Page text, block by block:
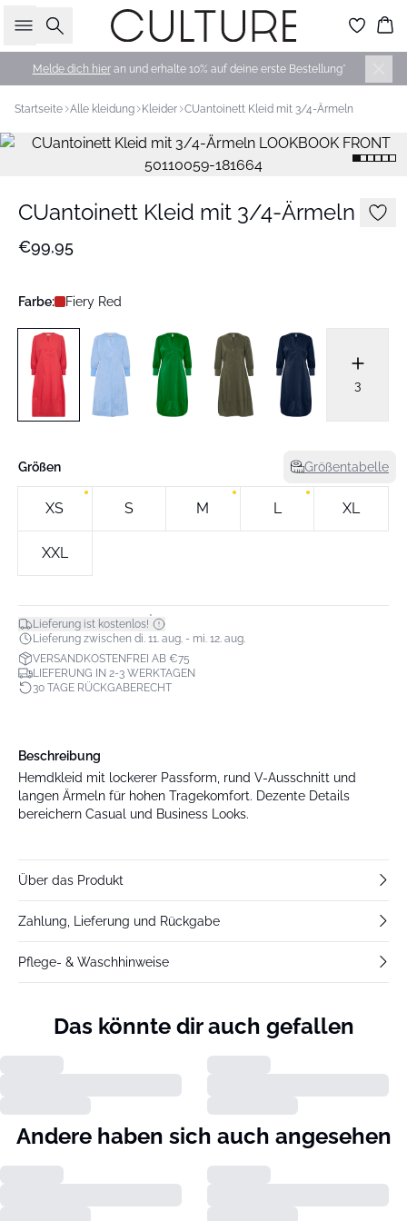
Suche
Melde dich hieran und erhalte 10% auf deine erste Bestellung*
Startseite Alle kleidung Kleider CUantoinett Kleid mit 3/4-Ärmeln
CUantoinett Kleid mit 3/4-Ärmeln
€99,95
Farbe: Fiery Red
3
Größen Größentabelle
XS S M L XL
XXL
Lieferung ist kostenlos!*
Lieferung zwischen di. 11. aug. - mi. 12. aug.
VERSANDKOSTENFREI AB €75
LIEFERUNG IN 2-3 WERKTAGEN
30 TAGE RÜCKGABERECHT
Beschreibung
Hemdkleid mit lockerer Passform, rund V-Ausschnitt und
langen Ärmeln für hohen Tragekomfort. Dezente Details
bereichern Casual und Business Looks.
Über das Produkt
Zahlung, Lieferung und Rückgabe
Pflege- & Waschhinweise
Das könnte dir auch gefallen
Andere haben sich auch angesehen